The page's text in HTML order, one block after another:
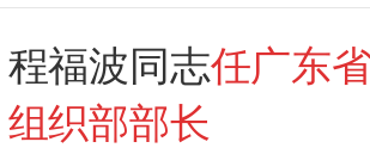
程福波同志任广东
组织部部长